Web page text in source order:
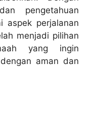
pengetahuan
aspek perjalanan
menjadi pilihan
yang ingin
aman dan